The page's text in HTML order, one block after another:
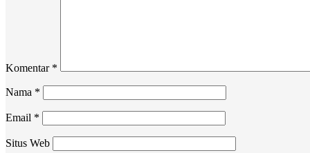
Komentar *
Nama *
Email *
Situs Web